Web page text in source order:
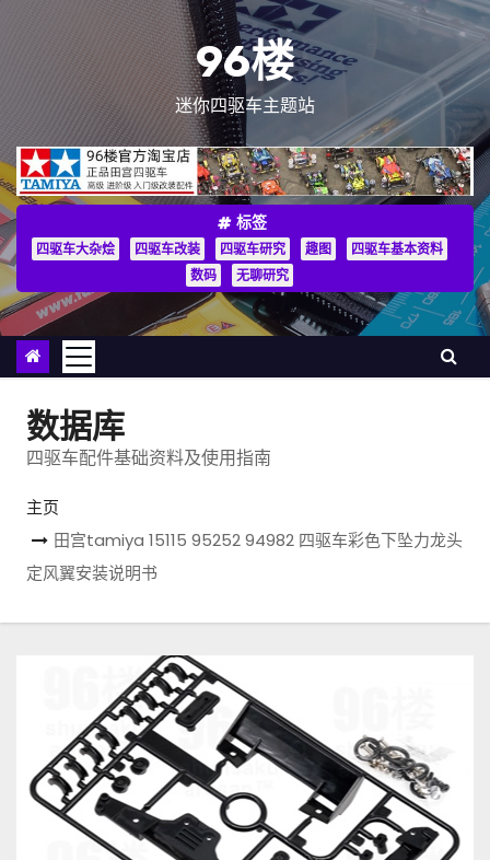
96楼
迷你四驱车主题站
标签
四驱车大杂烩 四驱车改装 四驱车研究 趣图
四驱车基本资料
数码
无聊研究
数据库
四驱车配件基础资料及使用指南
主页
田宫tamiya 15115 95252 94982 四驱车彩色下坠力龙头
定风翼安装说明书